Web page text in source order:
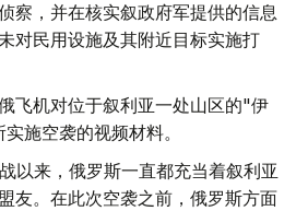
察，并在核实叙政府军提供的信息
对民用设施及其附近目标实施打
飞机对位于叙利亚一处山区的"伊
施空袭的视频材料。
以来，俄罗斯一直都充当着叙利亚
友。在此次空袭之前，俄罗斯方面